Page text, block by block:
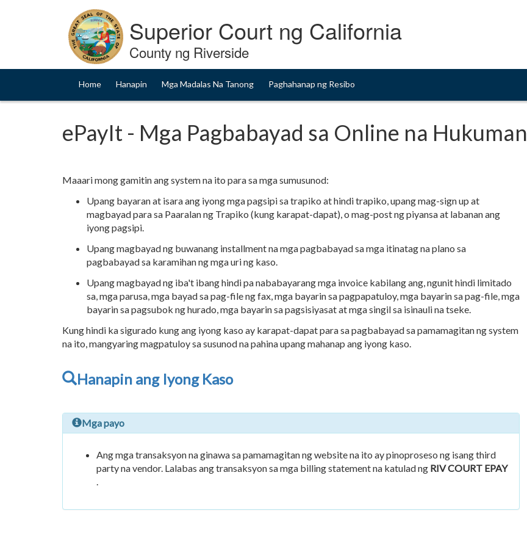
Superior Court ng California
County ng Riverside
Home Hanapin Mga Madalas Na Tanong Paghahanap ng Resibo
ePayIt - Mga Pagbabayad sa Online na Hukuman
Maaari mong gamitin ang system na ito para sa mga sumusunod:
Upang bayaran at isara ang iyong mga pagsipi sa trapiko at hindi trapiko, upang mag-sign up at
magbayad para sa Paaralan ng Trapiko (kung karapat-dapat), o mag-post ng piyansa at labanan ang
iyong pagsipi.
Upang magbayad ng buwanang installment na mga pagbabayad sa mga itinatag na plano sa
pagbabayad sa karamihan ng mga uri ng kaso.
Upang magbayad ng iba't ibang hindi pa nababayarang mga invoice kabilang ang, ngunit hindi limitado
sa, mga parusa, mga bayad sa pag-file ng fax, mga bayarin sa pagpapatuloy, mga bayarin sa pag-file, mga
bayarin sa pagsubok ng hurado, mga bayarin sa pagsisiyasat at mga singil sa isinauli na tseke.
Kung hindi ka sigurado kung ang iyong kaso ay karapat-dapat para sa pagbabayad sa pamamagitan ng system
na ito, mangyaring magpatuloy sa susunod na pahina upang mahanap ang iyong kaso.
Hanapin ang Iyong Kaso
Mga payo
Ang mga transaksyon na ginawa sa pamamagitan ng website na ito ay pinoproseso ng isang third
party na vendor. Lalabas ang transaksyon sa mga billing statement na katulad ng RIV COURT EPAY
.